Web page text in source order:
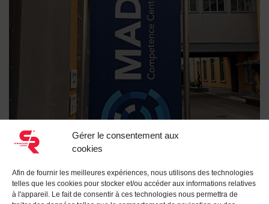
Gérer le consentement aux
cookies
Afin de fournir les meilleures expériences, nous utilisons des technologies
telles que les cookies pour stocker et/ou accéder aux informations relatives
à l'appareil. Le fait de consentir à ces technologies nous permettra de
MADE COMPETENCE CENTER I4.0 – CR
ÉDUCATION,ÉVÉNEMENTS